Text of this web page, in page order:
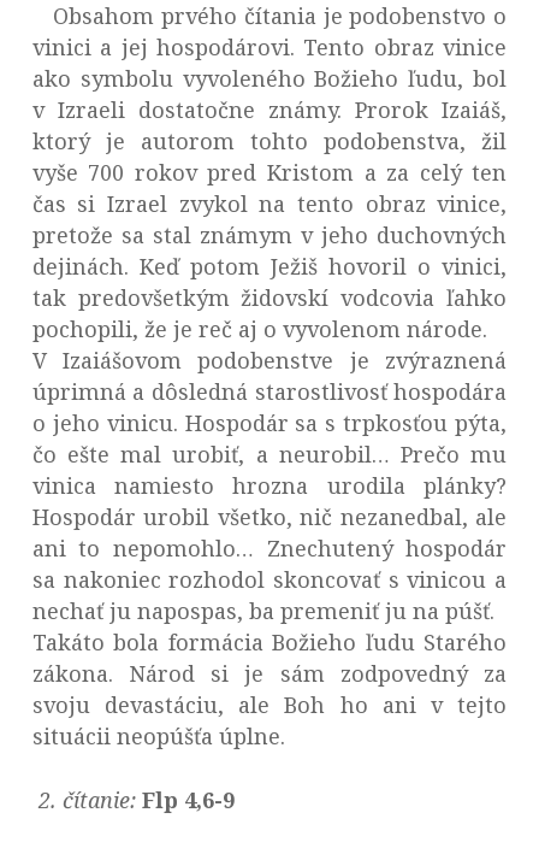
Obsahom prvého čítania je podobenstvo o
vinici a jej hospodárovi. Tento obraz vinice
ako symbolu vyvoleného Božieho ľudu, bol
v Izraeli dostatočne známy. Prorok Izaiáš,
ktorý je autorom tohto podobenstva, žil
vyše 700 rokov pred Kristom a za celý ten
čas si Izrael zvykol na tento obraz vinice,
pretože sa stal známym v jeho duchovných
dejinách. Keď potom Ježiš hovoril o vinici,
tak predovšetkým židovskí vodcovia ľahko
pochopili, že je reč aj o vyvolenom národe.
V Izaiášovom podobenstve je zvýraznená
úprimná a dôsledná starostlivosť hospodára
o jeho vinicu. Hospodár sa s trpkosťou pýta,
čo ešte mal urobiť, a neurobil… Prečo mu
vinica namiesto hrozna urodila plánky?
Hospodár urobil všetko, nič nezanedbal, ale
ani to nepomohlo… Znechutený hospodár
sa nakoniec rozhodol skoncovať s vinicou a
nechať ju napospas, ba premeniť ju na púšť.
Takáto bola formácia Božieho ľudu Starého
zákona. Národ si je sám zodpovedný za
svoju devastáciu, ale Boh ho ani v tejto
situácii neopúšťa úplne.
2. čítanie: Flp 4,6-9